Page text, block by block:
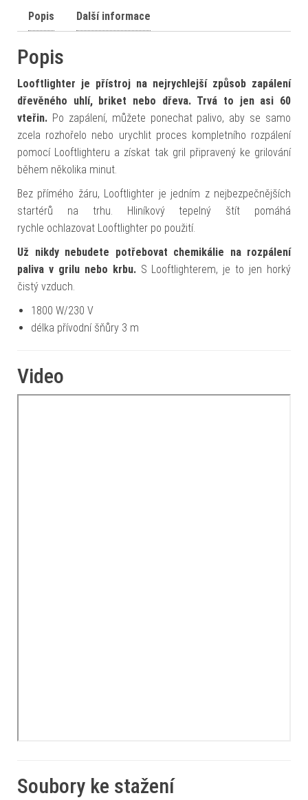
Popis Další informace
Popis
Looftlighter je přístroj na nejrychlejší způsob zapálení
dřevěného uhlí, briket nebo dřeva. Trvá to jen asi 60
vteřin. Po zapálení, můžete ponechat palivo, aby se samo
zcela rozhořelo nebo urychlit proces kompletního rozpálení
pomocí Looftlighteru a získat tak gril připravený ke grilování
během několika minut.
Bez přímého žáru, Looftlighter je jedním z nejbezpečnějších
startérů na trhu. Hliníkový tepelný štít pomáhá
rychle ochlazovat Looftlighter po použití.
Už nikdy nebudete potřebovat chemikálie na rozpálení
paliva v grilu nebo krbu.S Looftlighterem, je to jen horký
čistý vzduch.
1800 W/230 V
délka přívodní šňůry 3 m
Video
Soubory ke stažení